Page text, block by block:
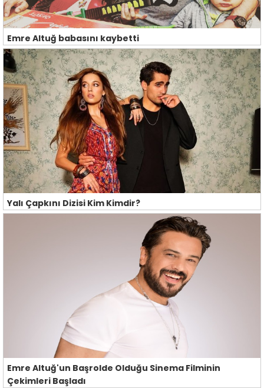
Emre Altuğ babasını kaybetti
Yalı Çapkını Dizisi Kim Kimdir?
Emre Altuğ'un Başrolde Olduğu Sinema Filminin
Çekimleri Başladı